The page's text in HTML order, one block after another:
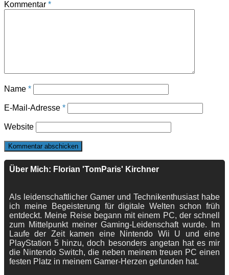
Kommentar *
Name *
E-Mail-Adresse *
Website
Über Mich: Florian 'TomParis' Kirchner
Als leidenschaftlicher Gamer und Technikenthusiast habe
ich meine Begeisterung für digitale Welten schon früh
entdeckt. Meine Reise begann mit einem PC, der schnell
zum Mittelpunkt meiner Gaming-Leidenschaft wurde. Im
Laufe der Zeit kamen eine Nintendo Wii U und eine
PlayStation 5 hinzu, doch besonders angetan hat es mir
die Nintendo Switch, die neben meinem treuen PC einen
festen Platz in meinem Gamer-Herzen gefunden hat.